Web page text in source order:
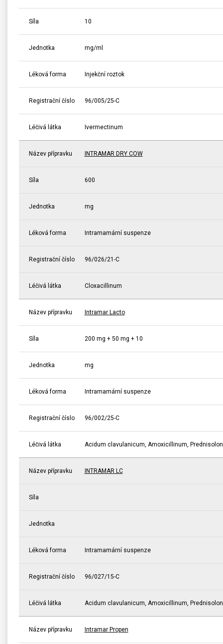
Síla 10
Jednotka mg/ml
Léková forma Injekční roztok
Registrační číslo 96/005/25-C
Léčivá látka Ivermectinum
Název přípravku INTRAMAR DRY COW
Síla 600
Jednotka mg
Léková forma Intramamární suspenze
Registrační číslo 96/026/21-C
Léčivá látka Cloxacillinum
Název přípravku Intramar Lacto
Síla 200 mg + 50 mg + 10
Jednotka mg
Léková forma Intramamární suspenze
Registrační číslo 96/002/25-C
Léčivá látka Acidum clavulanicum, Amoxicillinum,
Název přípravku INTRAMAR LC
Síla
Jednotka
Léková forma Intramamární suspenze
Registrační číslo 96/027/15-C
Léčivá látka Acidum clavulanicum, Amoxicillinum,
Název přípravku Intramar Propen